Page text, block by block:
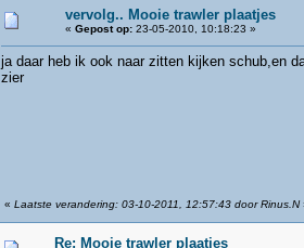
vervolg.. Mooie trawler plaatjes
« Gepost op: 23-05-2010, 10:18:23 »
ja daar heb ik ook naar zitten kijken schub,en
zier
« Laatste verandering: 03-10-2011, 12:57:43 door Rinus.N
Re: Mooie trawler plaatjes